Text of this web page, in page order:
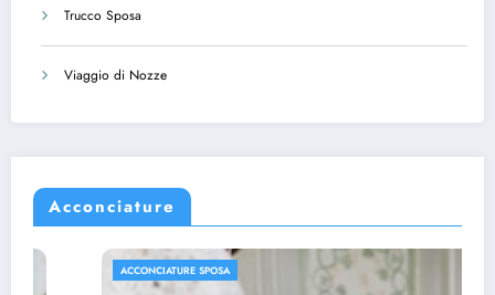
Trucco Sposa
Viaggio di Nozze
Acconciature
ACCONCIATURE SPOSA